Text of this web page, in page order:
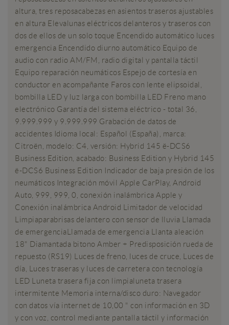
altura, tres reposacabezas en asientos traseros ajustables
en altura Elevalunas eléctricos delanteros y traseros con
dos de ellos de un solo toque Encendido automático luces
emergencia Encendido diurno automático Equipo de
audio con radio AM/FM, radio digital y pantalla táctil
Equipo reparación neumáticos Espejo de cortesía en
conductor en acompañante Faros con lente elipsoidal,
bombilla LED y luz larga con bombilla LED Freno mano
electrónico Garantía del sistema eléctrico - total 36,
9.999.999 y 9.999.999 Grabación de datos de
accidentes Idioma local: Español (España), marca:
Citroën, modelo: C4, versión: Hybrid 145 ë-DCS6
Business Edition, acabado: Business Edition y Hybrid 145
ë-DCS6 Business Edition Indicador de baja presión de los
neumáticos Integración móvil Apple CarPlay, Android
Auto, 999, 999, 0, conexión inalámbrica Apple y
Conexión inalámbrica Android Limitador de velocidad
Limpiaparabrisas delantero con sensor de lluvia Llamada
de emergenciaLlamada de emergencia Llanta aleación
18" Diamantada bitono Amber + Predisposición rueda de
repuesto (RS19) Luces de freno, luces de cruce, Luces de
día, Luces traseras y luces de carretera con tecnología
LED Luneta trasera fija con limpialuneta trasera
intermitente Memoria interna/disco duro: Navegador
con datos vía internet de 10,00 " con información en 3D
y con voz, control mediante pantalla táctil y información